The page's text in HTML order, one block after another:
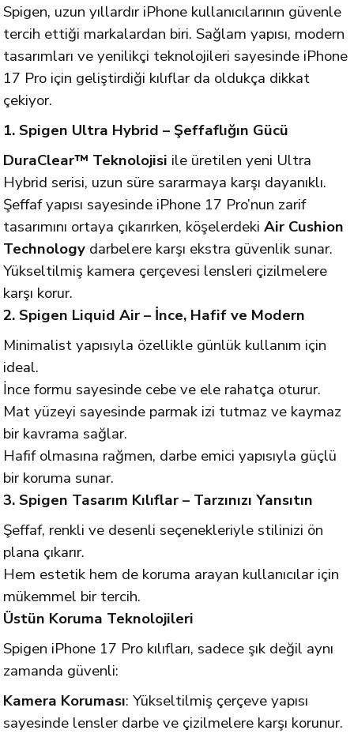
Spigen, uzun yıllardır iPhone kullanıcılarının güvenle
tercih ettiği markalardan biri. Sağlam yapısı, modern
tasarımları ve yenilikçi teknolojileri sayesinde iPhone
17 Pro için geliştirdiği kılıflar da oldukça dikkat
çekiyor.
1. Spigen Ultra Hybrid – Şeffaflığın Gücü
DuraClear™ Teknolojisi ile üretilen yeni Ultra
Hybrid serisi, uzun süre sararmaya karşı dayanıklı.
Şeffaf yapısı sayesinde iPhone 17 Pro’nun zarif
tasarımını ortaya çıkarırken, köşelerdeki Air Cushion
Technology darbelere karşı ekstra güvenlik sunar.
Yükseltilmiş kamera çerçevesi lensleri çizilmelere
karşı korur.
2. Spigen Liquid Air – İnce, Hafif ve Modern
Minimalist yapısıyla özellikle günlük kullanım için
ideal.
İnce formu sayesinde cebe ve ele rahatça oturur.
Mat yüzeyi sayesinde parmak izi tutmaz ve kaymaz
bir kavrama sağlar.
Hafif olmasına rağmen, darbe emici yapısıyla güçlü
bir koruma sunar.
3. Spigen Tasarım Kılıflar – Tarzınızı Yansıtın
Şeffaf, renkli ve desenli seçenekleriyle stilinizi ön
plana çıkarır.
Hem estetik hem de koruma arayan kullanıcılar için
mükemmel bir tercih.
Üstün Koruma Teknolojileri
Spigen iPhone 17 Pro kılıfları, sadece şık değil aynı
zamanda güvenli:
Kamera Koruması: Yükseltilmiş çerçeve yapısı
sayesinde lensler darbe ve çizilmelere karşı korunur.